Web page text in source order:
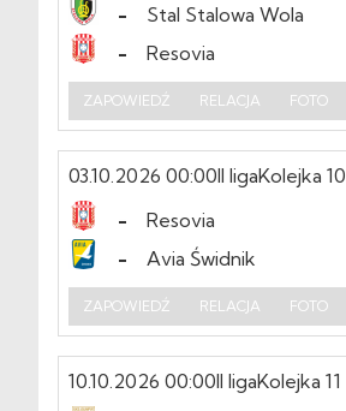
-
Stal Stalowa Wola
-
Resovia
ZAPOWIEDŹ RELACJA FOTO
03.10.2026 00:00II ligaKolejka 10
-
Resovia
-
Avia Świdnik
ZAPOWIEDŹ RELACJA FOTO
10.10.2026 00:00II ligaKolejka 11